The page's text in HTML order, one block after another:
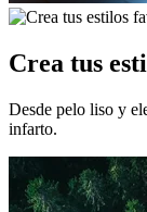
Crea tus
Desde pelo liso y
infarto.